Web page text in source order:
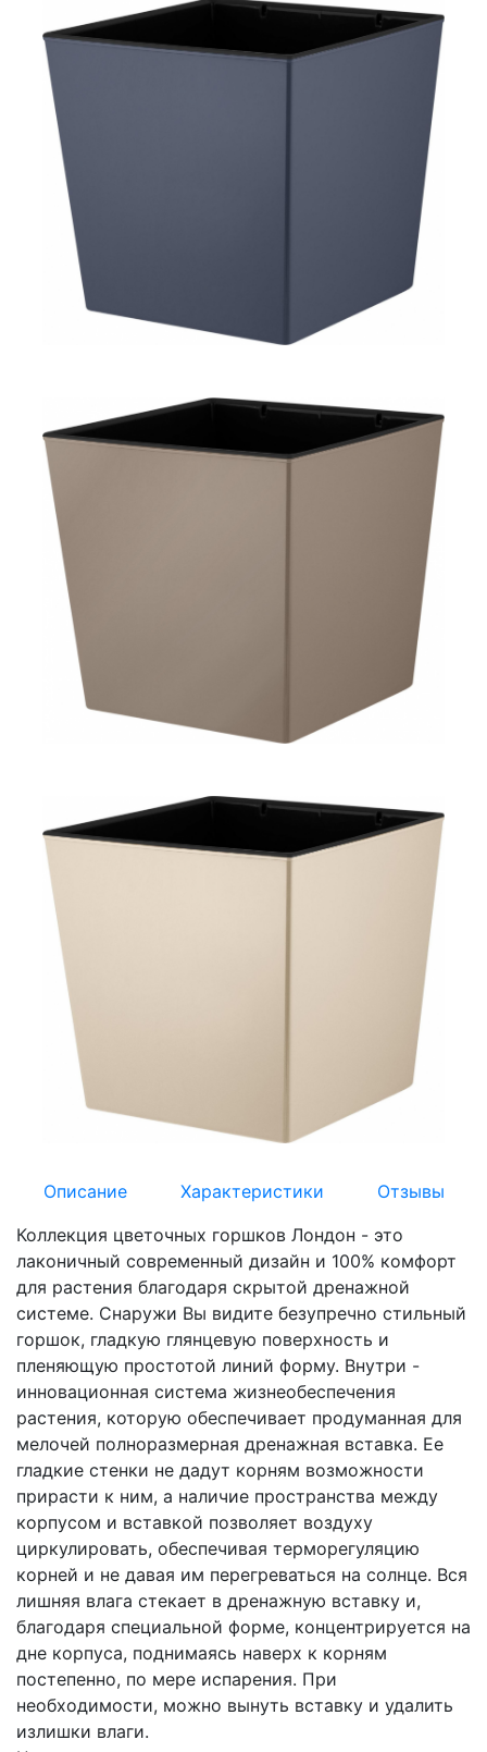
Описание Характеристики
Отзывы
Коллекция цветочных горшков Лондон - это
лаконичный современный дизайн и 100% комфорт
для растения благодаря скрытой дренажной
системе. Снаружи Вы видите безупречно стильный
горшок, гладкую глянцевую поверхность и
пленяющую простотой линий форму. Внутри -
инновационная система жизнеобеспечения
растения, которую обеспечивает продуманная для
мелочей полноразмерная дренажная вставка. Ее
гладкие стенки не дадут корням возможности
прирасти к ним, а наличие пространства между
корпусом и вставкой позволяет воздуху
циркулировать, обеспечивая терморегуляцию
корней и не давая им перегреваться на солнце. Вся
лишняя влага стекает в дренажную вставку и,
благодаря специальной форме, концентрируется на
дне корпуса, поднимаясь наверх к корням
постепенно, по мере испарения. При
необходимости, можно вынуть вставку и удалить
излишки влаги.